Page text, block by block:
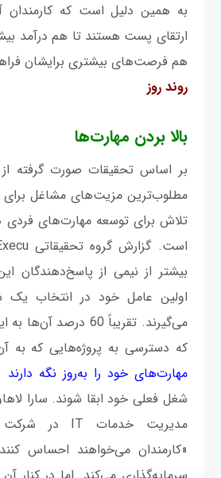
به ‌همین دلیل است که کارمندان
ارتقای پست هستند تا هم درآمد
هم فرصت‌های بیشتری برایشان
روند روز
بالا بردن مهارت‌ها
بر اساس تحقیقات صورت گرفته از
مطلوب‌ترین مزیت‌های مشاغل برای
تلاش برای توسعه مهارت‌های فردی
بیشتر از نیمی از پاسخ‌دهندگان
اولین عامل خود در انتخاب
می‌گیرند. تقریباً 60
که دسترسی به‌ پروژه‌هایی که به
مهارت‌های‌ خود را به‌روز نگه دارند
شغل فعلی خود ابقا شوند. سارا
«کارمندان می‌خواهند احساس